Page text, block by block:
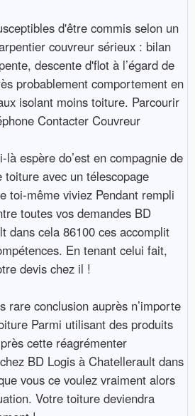
d'être commis selon un
couvreur sérieux : bilan
descente d'flot à l’égard de
probablement comportement en
isolant moins toiture. Parcourir
Contacter Couvreur
là espère do’est en compagnie de
avec un télescopage
toi-même viviez Pendant rempli
toutes vos demandes BD
dans cela 86100 ces accomplit
En tenant celui fait,
devis chez il !
rare conclusion auprès n’importe
Parmi utilisant des produits
cette réagrémenter
BD Logis à Chatellerault dans
vous ce voulez vraiment alors
Votre toiture deviendra